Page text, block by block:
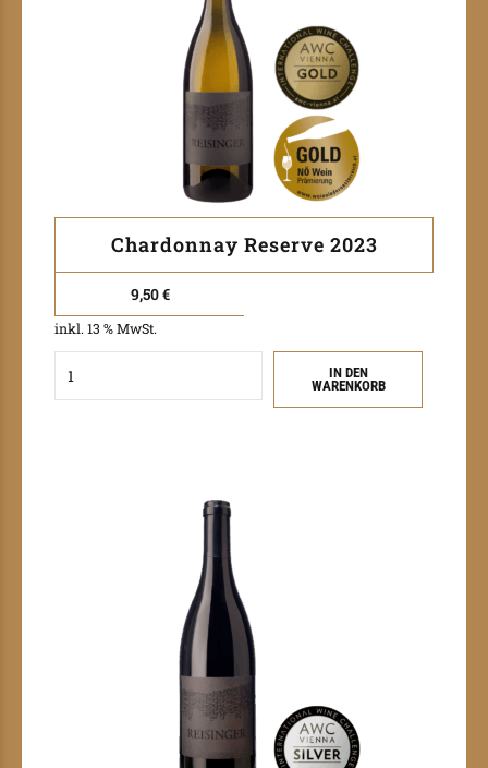
Chardonnay Reserve 2023
9,50€
inkl. 13 % MwSt.
IN DEN
WARENKORB